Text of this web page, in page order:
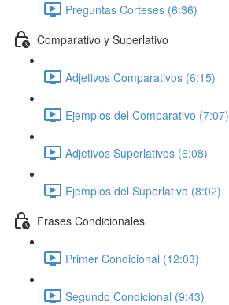
Preguntas Corteses (6:36)
Comparativo y Superlativo
Adjetivos Comparativos (6:15)
Ejemplos del Comparativo (7:07)
Adjetivos Superlativos (6:08)
Ejemplos del Superlativo (8:02)
Frases Condicionales
Primer Condicional (12:03)
Segundo Condicional (9:43)